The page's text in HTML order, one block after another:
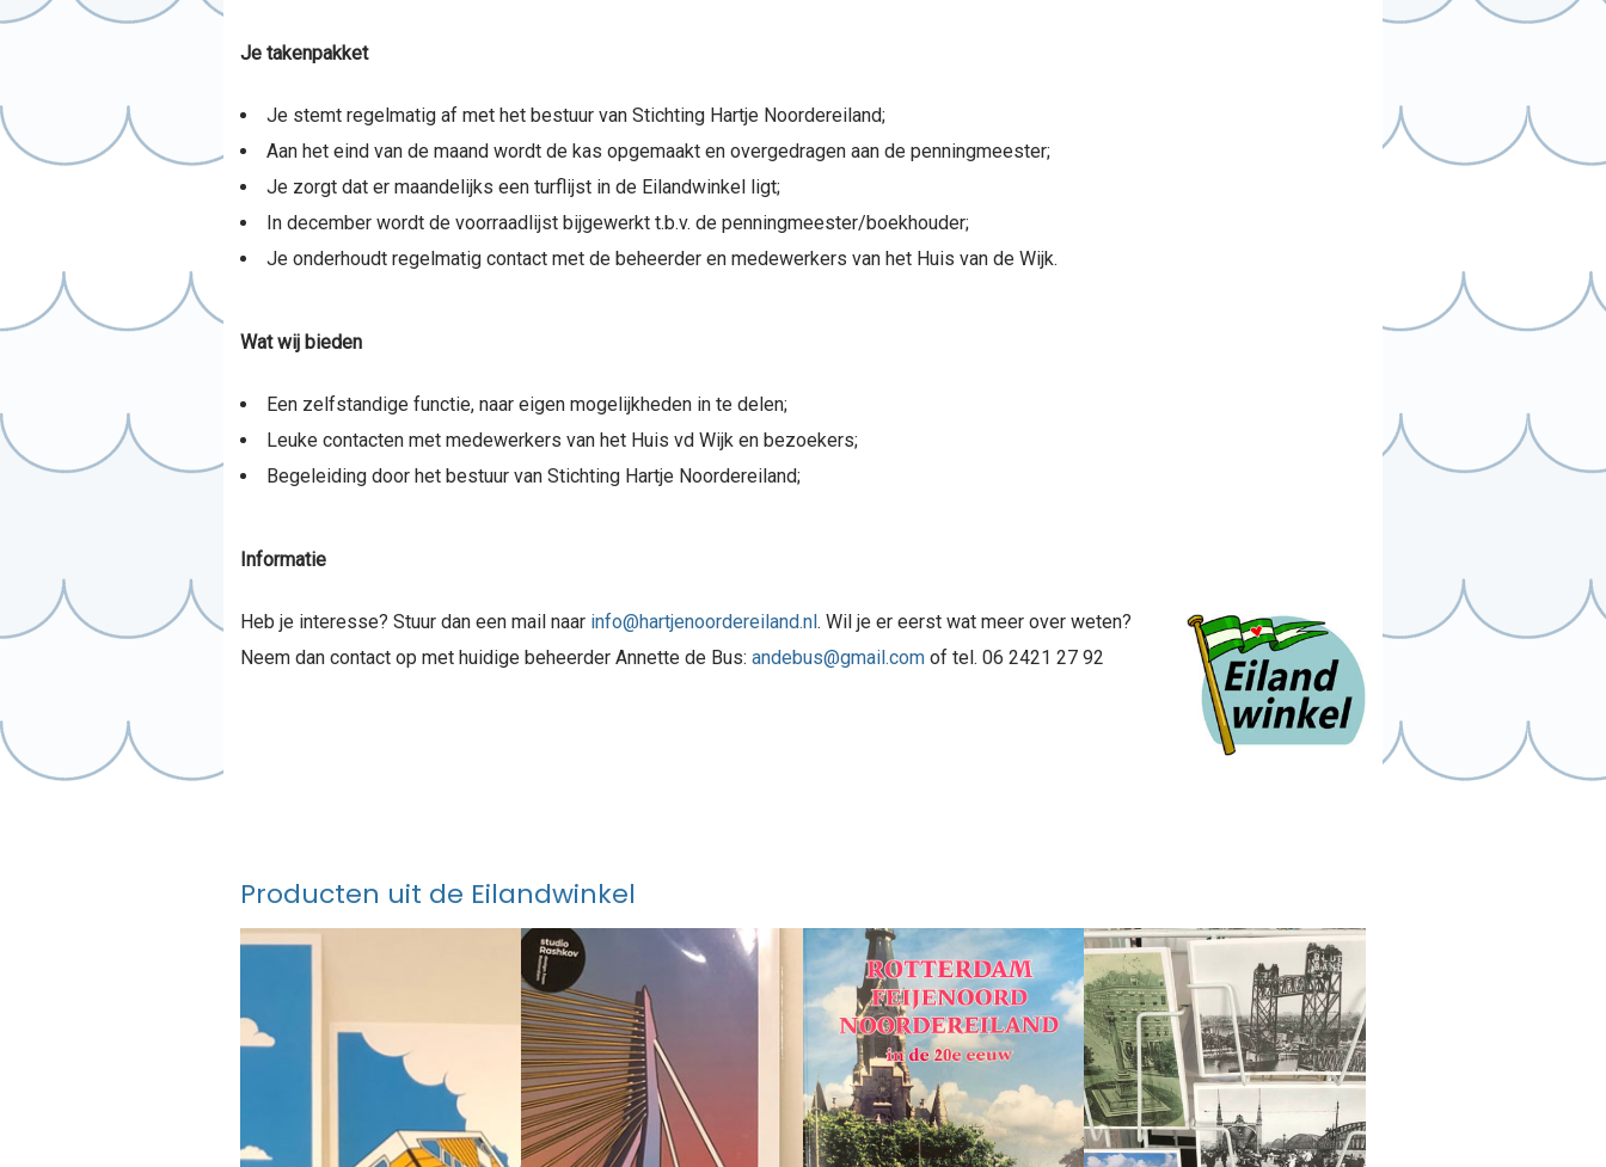
Je takenpakket
Je stemt regelmatig af met het bestuur van Stichting Hartje Noordereiland;
Aan het eind van de maand wordt de kas opgemaakt en overgedragen aan de penningmeester;
Je zorgt dat er maandelijks een turflijst in de Eilandwinkel ligt;
In december wordt de voorraadlijst bijgewerkt t.b.v. de penningmeester/boekhouder;
Je onderhoudt regelmatig contact met de beheerder en medewerkers van het Huis van de Wijk.
Wat wij bieden
Een zelfstandige functie, naar eigen mogelijkheden in te delen;
Leuke contacten met medewerkers van het Huis vd Wijk en bezoekers;
Begeleiding door het bestuur van Stichting Hartje Noordereiland;
Informatie
Heb je interesse? Stuur dan een mail naar info@hartjenoordereiland.nl. Wil je er eerst wat meer over weten?
Neem dan contact op met huidige beheerder Annette de Bus: andebus@gmail.comof tel. 06 2421 27 92
Producten uit de Eilandwinkel